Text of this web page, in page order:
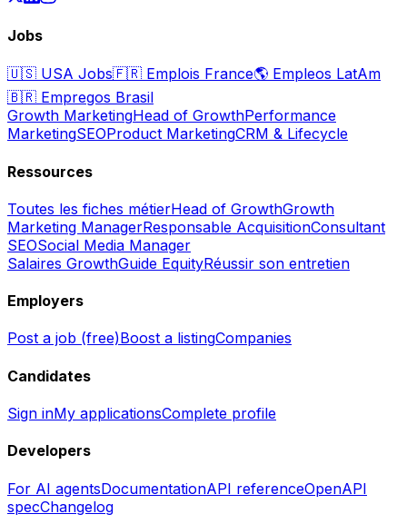
Jobs
🇺🇸 USA Jobs🇫🇷 Emplois France🌎 Empleos LatAm
🇧🇷 Empregos Brasil
Growth MarketingHead of GrowthPerformance
MarketingSEOProduct MarketingCRM & Lifecycle
Ressources
Toutes les fiches métierHead of GrowthGrowth
Marketing ManagerResponsable AcquisitionConsultant
SEOSocial Media Manager
Salaires GrowthGuide EquityRéussir son entretien
Employers
Post a job (free)Boost a listingCompanies
Candidates
Sign inMy applicationsComplete profile
Developers
For AI agentsDocumentationAPI referenceOpenAPI
specChangelog